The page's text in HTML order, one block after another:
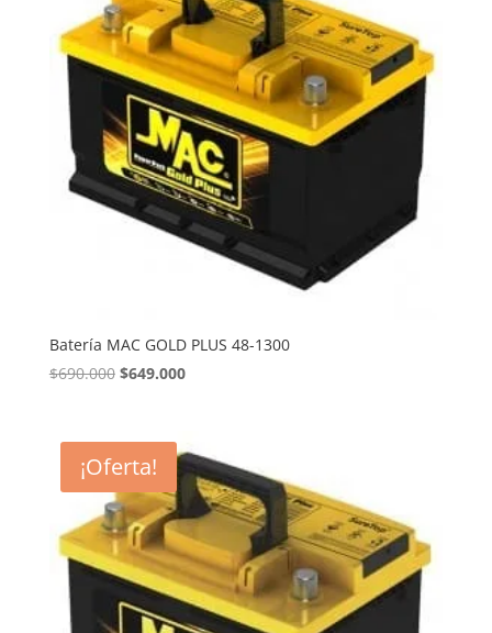
Batería MAC GOLD PLUS 48-1300
$690.000 El
era:
$690.000.
$649.000El
es:
$649.000.
¡Oferta!